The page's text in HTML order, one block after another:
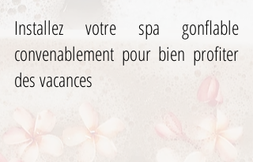
Installez votre spa gonflable
convenablement pour bien profiter
des vacances